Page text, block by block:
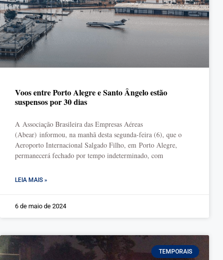
Voos entre Porto Alegre e Santo Ângelo estão
suspensos por 30 dias
A Associação Brasileira das Empresas Aéreas
(Abear) informou, na manhã desta segunda-feira (6), que o
Aeroporto Internacional Salgado Filho, em Porto Alegre,
permanecerá fechado por tempo indeterminado, com
LEIA MAIS »
6 de maio de 2024
TEMPORAIS